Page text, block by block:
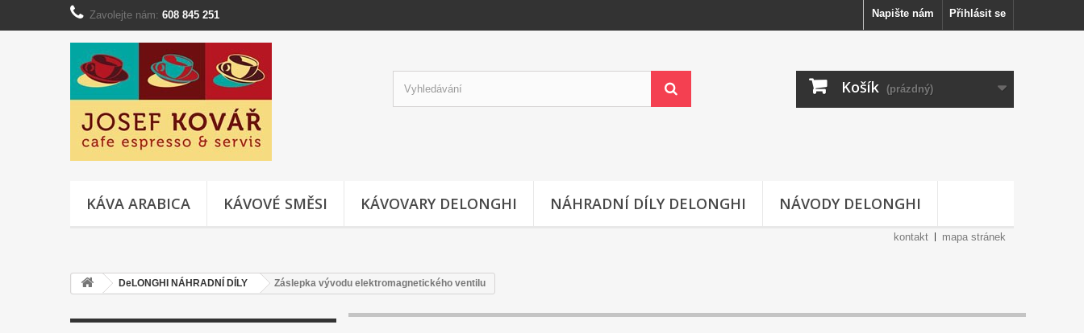
Přihlásit se
Napište nám
Zavolejte nám: 608 845 251
Košík (prázdný)
KÁVA ARABICA KÁVOVÉ SMĚSI KÁVOVARY DELONGHI NÁHRADNÍ DÍLY DELONGHI NÁVODY DELONGHI
kontakt mapa stránek
DeLONGHI NÁHRADNÍ DÍLY Záslepka vývodu elektromagnetického ventilu